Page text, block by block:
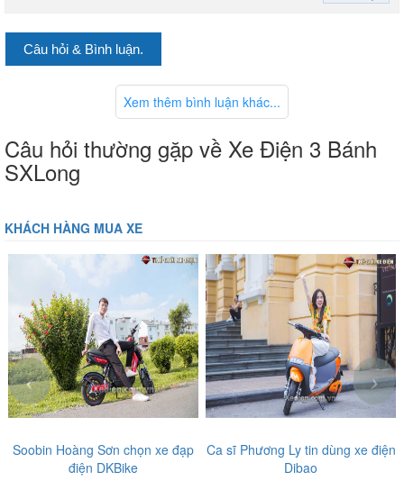
Câu hỏi & Bình luận.
Xem thêm bình luận khác...
Câu hỏi thường gặp về Xe Điện 3 Bánh
SXLong
KHÁCH HÀNG MUA XE
Ca sĩ Phương Ly tin dùng xe điện
Dibao
Diễn viên, ca sĩ nổi tiếng tin
tưởng những sản phẩm tại Thế
‹ ›